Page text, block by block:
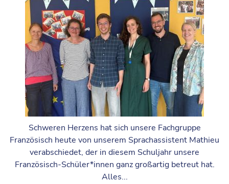
Schweren Herzens hat sich unsere Fachgruppe
Französisch heute von unserem Sprachassistent Mathieu
verabschiedet, der in diesem Schuljahr unsere
Französisch-Schüler*innen ganz großartig betreut hat.
Alles...